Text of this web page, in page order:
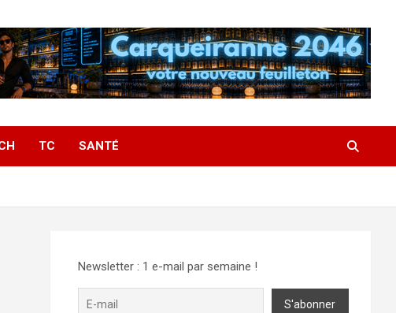
TC SANTÉ
Newsletter : 1 e-mail par semaine !